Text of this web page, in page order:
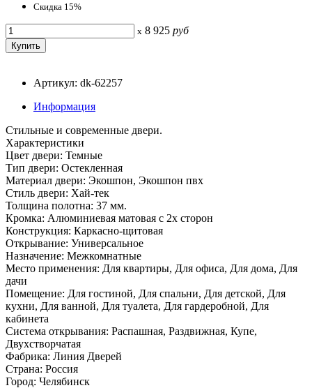
Скидка 15%
x 8 925 руб
Артикул: dk-62257
Информация
Стильные и современные двери.
Характеристики
Цвет двери: Темные
Тип двери: Остекленная
Материал двери: Экошпон, Экошпон пвх
Стиль двери: Хай-тек
Толщина полотна: 37 мм.
Кромка: Алюминиевая матовая с 2х сторон
Конструкция: Каркасно-щитовая
Открывание: Универсальное
Назначение: Межкомнатные
Место применения: Для квартиры, Для офиса, Для дома, Для
дачи
Помещение: Для гостиной, Для спальни, Для детской, Для
кухни, Для ванной, Для туалета, Для гардеробной, Для
кабинета
Система открывания: Распашная, Раздвижная, Купе,
Двухстворчатая
Фабрика: Линия Дверей
Страна: Россия
Город: Челябинск